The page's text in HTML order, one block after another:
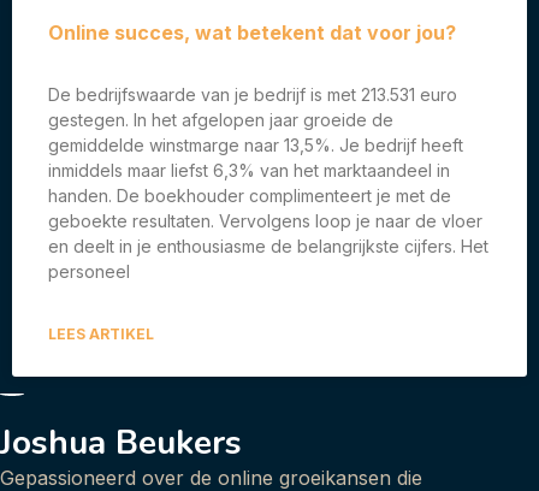
Online succes, wat betekent dat voor jou?
De bedrijfswaarde van je bedrijf is met 213.531 euro
gestegen. In het afgelopen jaar groeide de
gemiddelde winstmarge naar 13,5%. Je bedrijf heeft
inmiddels maar liefst 6,3% van het marktaandeel in
handen. De boekhouder complimenteert je met de
geboekte resultaten. Vervolgens loop je naar de vloer
en deelt in je enthousiasme de belangrijkste cijfers. Het
personeel
LEES ARTIKEL
Joshua Beukers
Gepassioneerd over de online groeikansen die